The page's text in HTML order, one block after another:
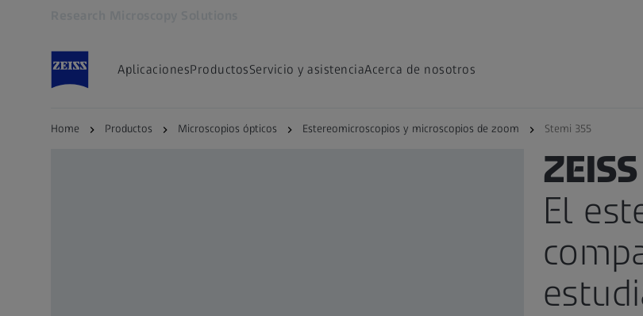
AplicacionesProductosServicio y asistenciaAcerca de nosotros
Home Productos Microscopios ópticos Estereomicroscopios y microscopios de zoom Stemi 355
El